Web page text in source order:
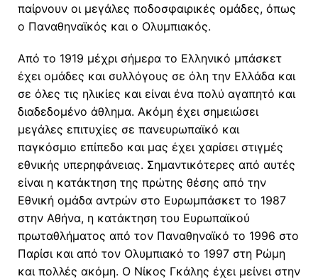
παίρνουν οι μεγάλες ποδοσφαιρικές ομάδες, όπως
ο Παναθηναϊκός και ο Ολυμπιακός.
Από το 1919 μέχρι σήμερα το Ελληνικό μπάσκετ
έχει ομάδες και συλλόγους σε όλη την Ελλάδα και
σε όλες τις ηλικίες και είναι ένα πολύ αγαπητό και
διαδεδομένο άθλημα. Ακόμη έχει σημειώσει
μεγάλες επιτυχίες σε πανευρωπαϊκό και
παγκόσμιο επίπεδο και μας έχει χαρίσει στιγμές
εθνικής υπερηφάνειας. Σημαντικότερες από αυτές
είναι η κατάκτηση της πρώτης θέσης από την
Εθνική ομάδα αντρών στο Ευρωμπάσκετ το 1987
στην Αθήνα, η κατάκτηση του Ευρωπαϊκού
πρωταθλήματος από τον Παναθηναϊκό το 1996 στο
Παρίσι και από τον Ολυμπιακό το 1997 στη Ρώμη
και πολλές ακόμη. Ο Νίκος Γκάλης έχει μείνει στην